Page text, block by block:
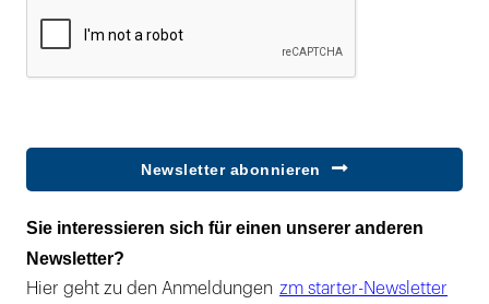
Newsletter abonnieren
Sie interessieren sich für einen unserer anderen
Newsletter?
Hier geht zu den Anmeldungen zm starter-Newsletter